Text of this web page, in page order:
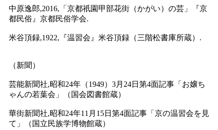
中原逸郎,2016,「京都祇園甲部花街（かがい）の芸」『京
都民俗』京都民俗学会.
米谷頂録,1922,『温習会』米谷頂録（三階松書庫所蔵）.
（新聞）
芸能新聞社,昭和24年（1949）3月24日第4面記事「お嬢ち
ゃんの若葉会」（国会図書館蔵）
華街新聞社,昭和24年11月15日第4面記事「京の温習会を見
て」（国立民族学博物館蔵）